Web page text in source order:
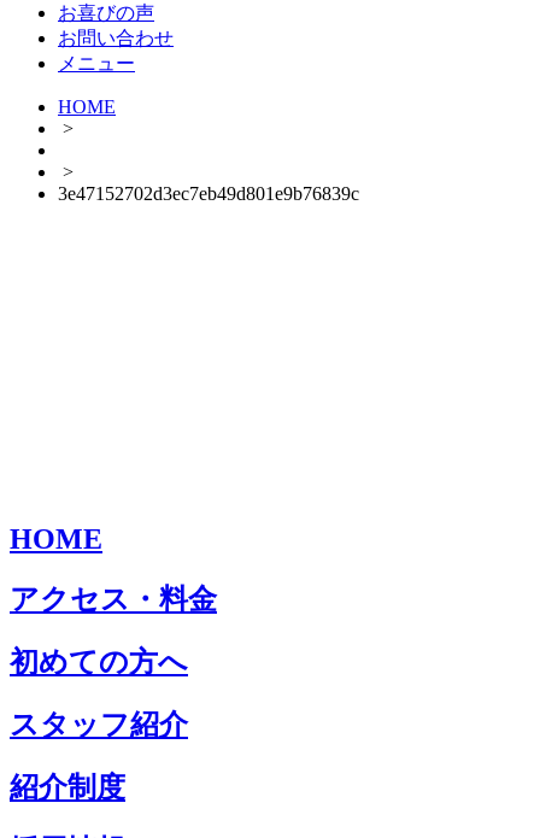
お喜びの声
お問い合わせ
メニュー
HOME
>
>
3e47152702d3ec7eb49d801e9b76839c
HOME
アクセス・料金
初めての方へ
スタッフ紹介
紹介制度